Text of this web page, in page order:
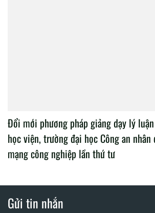
Đổi mới phương pháp giảng dạy lý
học viện, trường đại học Công an nhân
mạng công nghiệp lần thứ tư
Gửi tin nhắn